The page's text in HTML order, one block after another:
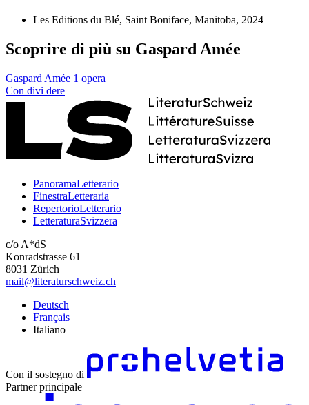
Les Editions du Blé, Saint Boniface, Manitoba, 2024
Scoprire di più su Gaspard Amée
Gaspard Amée 1 opera
Con divi dere
PanoramaLetterario
FinestraLetteraria
RepertorioLetterario
LetteraturaSvizzera
c/o A*dS
Konradstrasse 61
8031 Zürich
mail@literaturschweiz.ch
Deutsch
Français
Italiano
Con il sostegno di
Partner principale